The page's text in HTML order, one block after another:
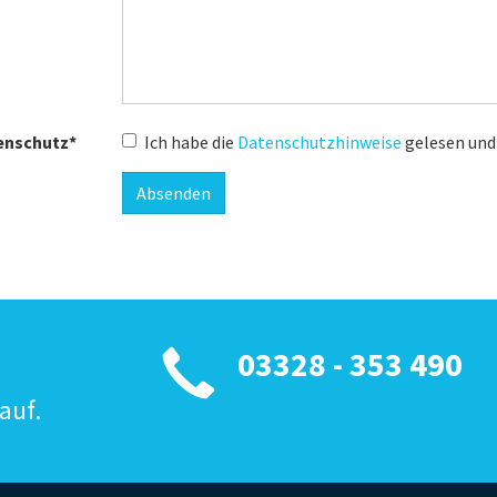
* Ich habe die Datenschutzhinweise gelesen
03328 - 353 490